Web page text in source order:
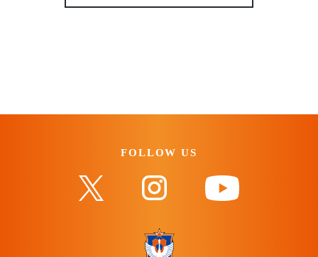
FOLLOW US